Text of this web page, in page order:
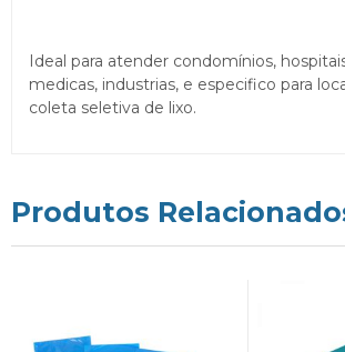
Ideal para atender condomínios,
medicas, industrias, e especifico para
coleta seletiva de lixo.
Produtos